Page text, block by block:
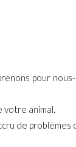
pour
votre animal.
de